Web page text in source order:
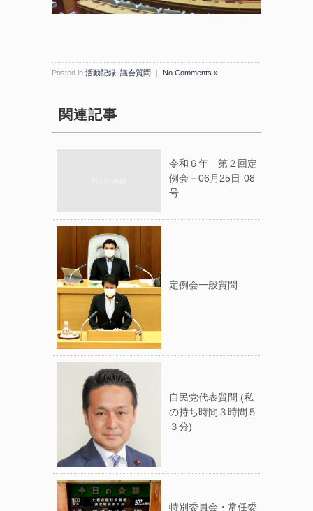
Posted in 活動記録 議会質問 ｜ No Comments »
関連記事
令和６年 第２回定
例会－06月25日-08
号
定例会一般質問
自民党代表質問 (私
の持ち時間３時間５
３分)
特別委員会・常任委